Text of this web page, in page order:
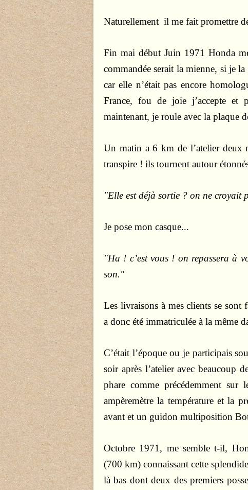
Naturellement il me fait promettre
Fin mai début Juin 1971 Honda
commandée serait la mienne, si je
car elle n’était pas encore
France, fou de joie j’accepte et
maintenant, je roule avec la plaque
Un matin a 6 km de l’atelier deux
transpire ! ils tournent autour
"Elle est déjà sortie ? on ne croyait
Je pose mon casque...
"Ha ! c’est vous ! on repassera à
son."
Les livraisons à mes clients se sont
a donc été immatriculée à la même
C’était l’époque ou je participais
soir après l’atelier avec beaucoup
phare comme précédemment
ampèremètre la température et la
avant et un guidon multiposition
Octobre 1971, me semble t-il,
(700 km) connaissant cette
là bas dont deux des premiers